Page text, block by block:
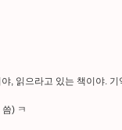
, 읽으라고 있는 책이야. 기
) ㅋ